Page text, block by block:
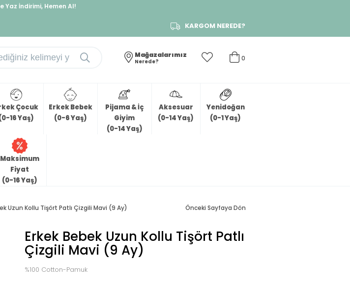
İndirimi Kap, Hemen Üye Ol!
KARGOM NEREDE?
0
Mağazalarımız
Nerede?
Çocuk
16 Yaş)
Erkek Bebek
(0-6 Yaş)
Pijama & İç
Giyim
(0-14 Yaş)
Aksesuar
(0-14 Yaş)
Yenidoğan
(0-1 Yaş)
Maksimum
Fiyat
(0-16 Yaş)
Uzun Kollu Tişört Patlı Çizgili Mavi (9 Ay) Önceki Sayfaya Dön
Erkek Bebek Uzun Kollu Tişört Patlı
Çizgili Mavi (9 Ay)
%100 Cotton-Pamuk